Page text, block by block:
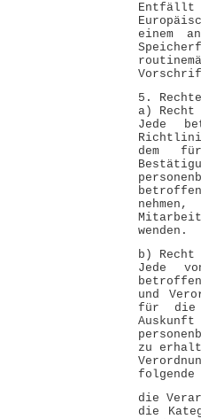
Entfällt
einem
5.
a) Recht
Jede
dem
wenden.
b) Recht
Jede
und
für die
zu
folgende
die
die